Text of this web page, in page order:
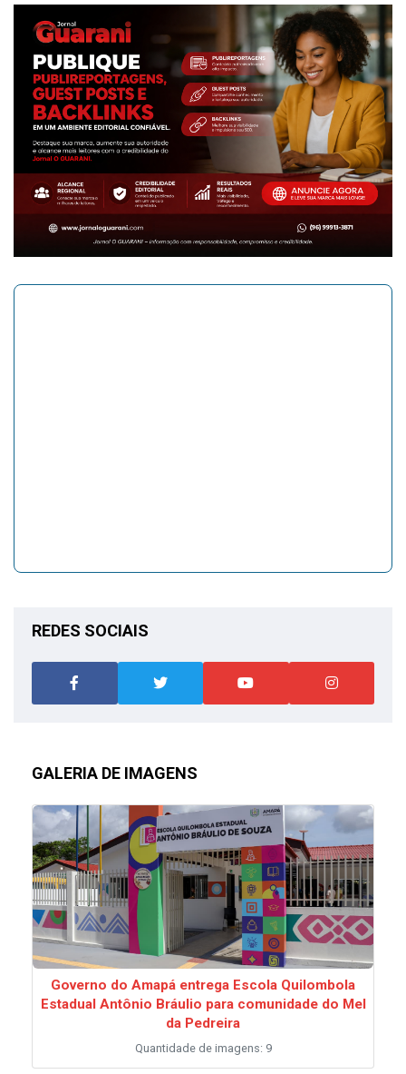
REDES SOCIAIS
GALERIA DE IMAGENS
Governo do Amapá entrega Escola Quilombola
Estadual Antônio Bráulio para comunidade do Mel
da Pedreira
Quantidade de imagens: 9